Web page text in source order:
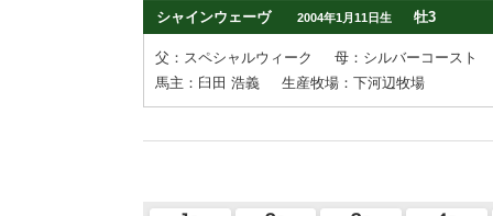
シャインウェーヴ
2004年1月11日生 牡3
父：スペシャルウィーク
母：シルバーコースト
馬主：臼田 浩義
生産牧場：下河辺牧場